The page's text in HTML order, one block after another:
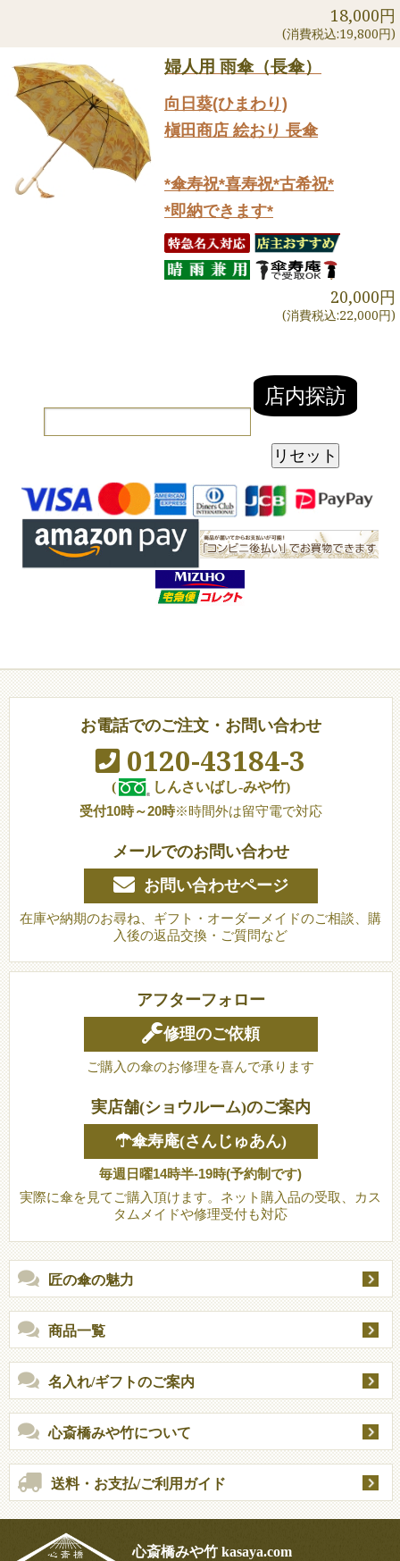
18,000円
(消費税込:19,800円)
婦人用 雨傘（長傘）
向日葵(ひまわり)
槇田商店 絵おり 長傘
*傘寿祝*喜寿祝*古希祝*
*即納できます*
20,000円
(消費税込:22,000円)
お電話でのご注文・お問い合わせ
0120-43184-3
(
しんさいばし-みや竹)
受付10時～20時※時間外は留守電で対応
メールでのお問い合わせ
お問い合わせページ
在庫や納期のお尋ね、ギフト・オーダーメイドのご相談、購
入後の返品交換・ご質問など
アフターフォロー
修理のご依頼
ご購入の傘のお修理を喜んで承ります
実店舗(ショウルーム)のご案内
☂傘寿庵(さんじゅあん)
毎週日曜14時半-19時(予約制です)
実際に傘を見てご購入頂けます。ネット購入品の受取、カス
タムメイドや修理受付も対応
匠の傘の魅力
商品一覧
名入れ/ギフトのご案内
心斎橋みや竹について
送料・お支払/ご利用ガイド
心斎橋みや竹 kasaya.com